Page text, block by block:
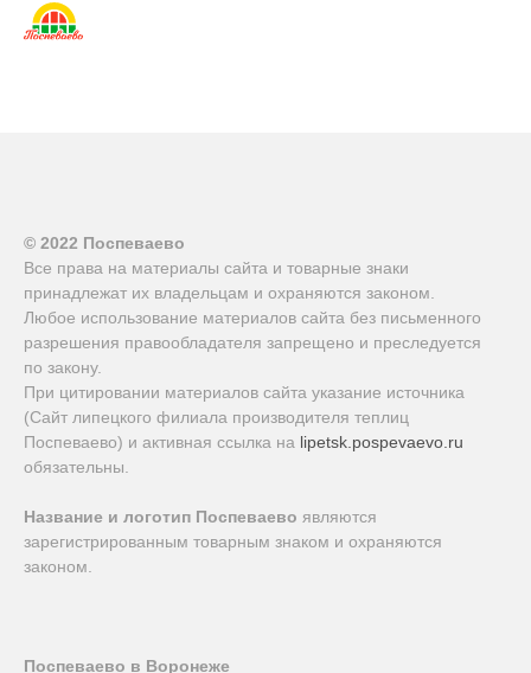
© 2022 Поспеваево
Все права на материалы сайта и товарные знаки
принадлежат их владельцам и охраняются законом.
Любое использование материалов сайта без письменного
разрешения правообладателя запрещено и преследуется
по закону.
При цитировании материалов сайта указание источника
(Сайт липецкого филиала производителя теплиц
Поспеваево) и активная ссылка на lipetsk.pospevaevo.ru
обязательны.
Название и логотип Поспеваево являются
зарегистрированным товарным знаком и охраняются
законом.
Поспеваево в Воронеже